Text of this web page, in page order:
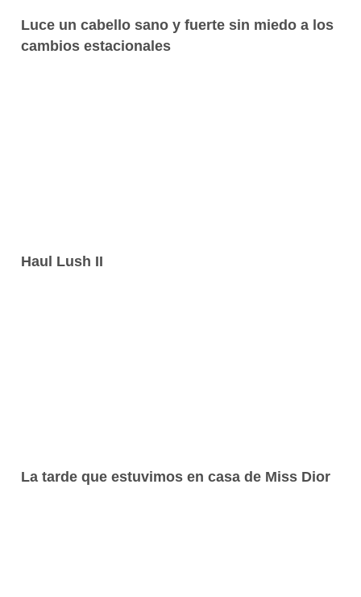
Luce un cabello sano y fuerte sin miedo a los
cambios estacionales
Haul Lush II
La tarde que estuvimos en casa de Miss Dior